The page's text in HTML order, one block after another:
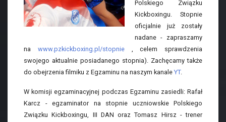
Polskiego Związku
Kickboxingu. Stopnie
oficjalnie już zostały
nadane - zapraszamy
na www.pzkickboxing.pl/stopnie, celem sprawdzenia
swojego aktualnie posiadanego stopnia). Zachęcamy także
do obejrzenia filmiku z Egzaminu na naszym kanale YT.
W komisji egzaminacyjnej podczas Egzaminu zasiedli: Rafał
Karcz - egzaminator na stopnie uczniowskie Polskiego
Związku Kickboxingu, III DAN oraz Tomasz Hirsz - trener